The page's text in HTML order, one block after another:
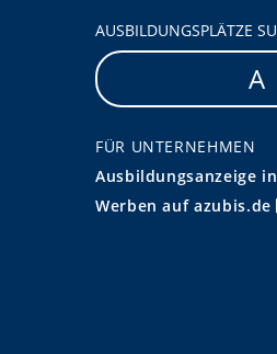
AUSBILDUNGSPLÄTZE
A
FÜR UNTERNEHMEN
Ausbildungsanzeige
Werben auf azubis.de